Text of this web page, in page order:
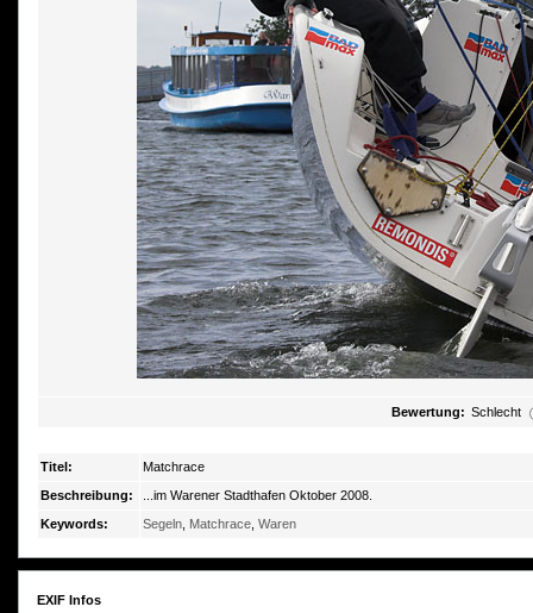
Bewertung: Schlecht
Titel:
Matchrace
Beschreibung:
...im Warener Stadthafen Oktober 2008.
Keywords:
Segeln Matchrace Waren
EXIF Infos